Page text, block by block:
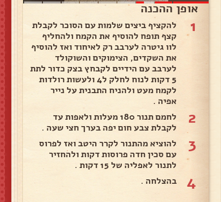
אופן ההכנה
1
להקציף ביצים שלמות עם הסוכר לקבלת
קצף תופח להוסיף את הקמח ולהחליף
לוו גיטרה לערבב רק לאיחוד ואז להוסיף
את השקדים, הצימוקים והשוקולד
לערבב עם הידיים לקבחץ בצק כדור לתת
5 דקות לנוח לחלק ל4 ולעשות רולדות
לקמח מעט ולהניח התבנית על נייר
אפיה .
2
לחמם תנור 180 מעלות ולאפות עד
לקבלת צבע חום יפה בערך חצי שעה .
3
להוציא מהתנור לקרר היטב ואז לפרוס
עם סכין חדה פרוסות דקות ולהחזיר
לתנור לאפליה של 15 דקות .
4 בהצלחה .